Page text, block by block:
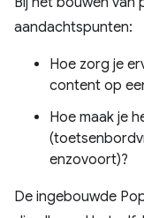
aandachtspunten:
Hoe zorg je
content op
Hoe maak je
enzovoort)?
De ingebouwde